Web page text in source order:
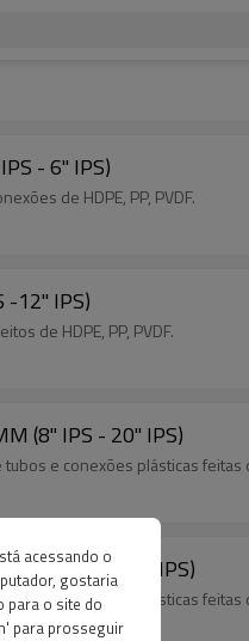
- 6" IPS)
de HDPE, PP, PVDF.
-12" IPS)
de HDPE, PP, PVDF.
(8" IPS - 20" IPS)
tubos e conexões plásticas feitas
(12" IPS - 24" IPS)
tubos e conexões plásticas feitas
acessando o
gostaria
para o site do
para prosseguir